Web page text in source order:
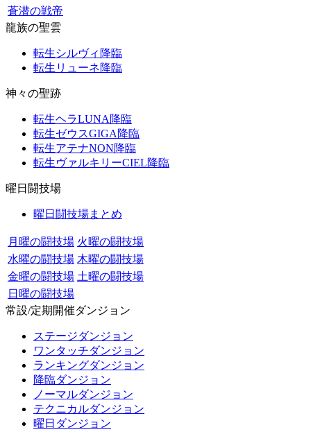
蒼潜の戦帝
龍族の聖雲
転生シルヴィ降臨
転生リューネ降臨
神々の聖跡
転生ヘラLUNA降臨
転生ゼウスGIGA降臨
転生アテナNON降臨
転生ヴァルキリーCIEL降臨
曜日闘技場
曜日闘技場まとめ
月曜の闘技場 火曜の闘技場
水曜の闘技場 木曜の闘技場
金曜の闘技場 土曜の闘技場
日曜の闘技場
常設/定期開催ダンジョン
ステージダンジョン
ワンタッチダンジョン
ランキングダンジョン
降臨ダンジョン
ノーマルダンジョン
テクニカルダンジョン
曜日ダンジョン